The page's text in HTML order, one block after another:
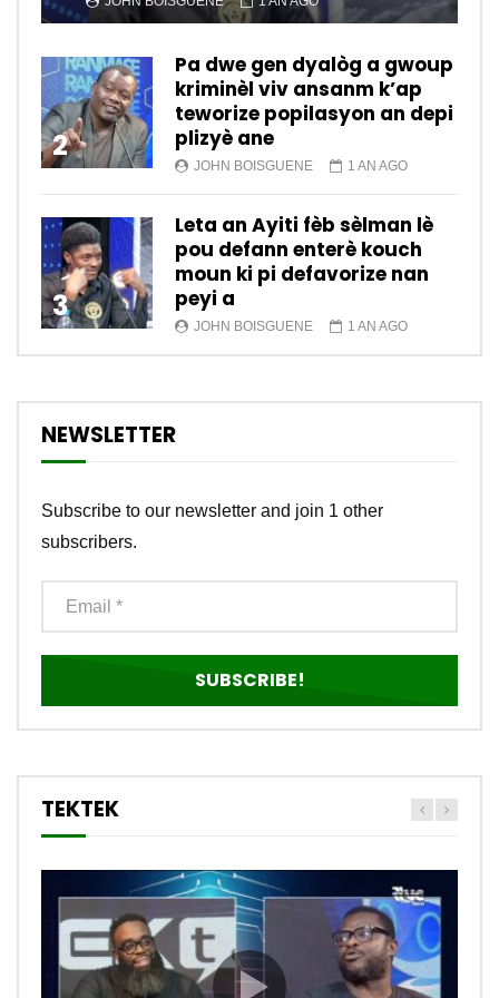
2
Pa dwe gen dyalòg a gwoup
kriminèl viv ansanm k’ap
teworize popilasyon an depi
plizyè ane
JOHN BOISGUENE 1 AN AGO
3
Leta an Ayiti fèb sèlman lè
pou defann enterè kouch
moun ki pi defavorize nan
peyi a
JOHN BOISGUENE 1 AN AGO
NEWSLETTER
Subscribe to our newsletter and join 1 other
subscribers.
TEKTEK